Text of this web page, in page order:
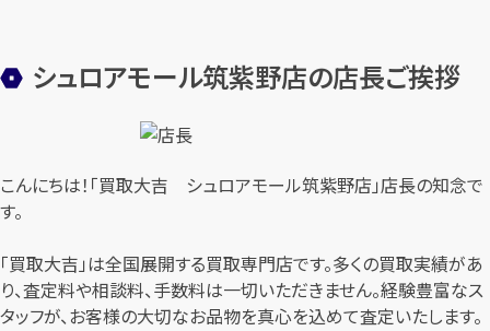
シュロアモール筑紫野店の店長ご挨拶
こんにちは！「買取大吉 シュロアモール筑紫野店」店長の知念で
す。
「買取大吉」は全国展開する買取専門店です。多くの買取実績があ
り、査定料や相談料、手数料は一切いただきません。経験豊富なス
タッフが、お客様の大切なお品物を真心を込めて査定いたします。